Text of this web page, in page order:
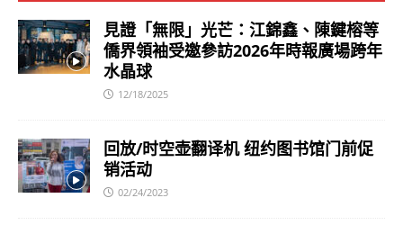
見證「無限」光芒：江錦鑫、陳鍵榕等
僑界領袖受邀參訪2026年時報廣場跨年
水晶球
12/18/2025
回放/时空壶翻译机 纽约图书馆门前促
销活动
02/24/2023